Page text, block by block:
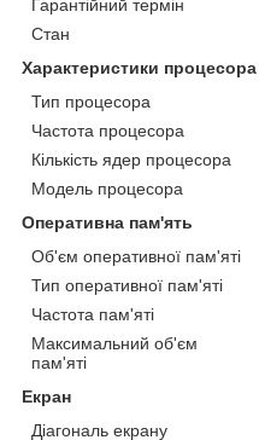
Гарантійний термін
Стан
Характеристики процесора
Тип процесора
Частота процесора
Кількість ядер процесора
Модель процесора
Оперативна пам'ять
Об'єм оперативної пам'яті
Тип оперативної пам'яті
Частота пам'яті
Максимальний об'єм
пам'яті
Екран
Діагональ екрану